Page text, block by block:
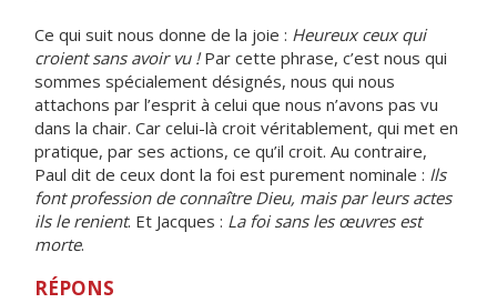
Ce qui suit nous donne de la joie : Heureux ceux qui
croient sans avoir vu !Par cette phrase, c’est nous qui
sommes spécialement désignés, nous qui nous
attachons par l’esprit à celui que nous n’avons pas vu
dans la chair. Car celui-là croit véritablement, qui met en
pratique, par ses actions, ce qu’il croit. Au contraire,
Paul dit de ceux dont la foi est purement nominale : Ils
font profession de connaître Dieu, mais par leurs actes
ils le renient. Et Jacques : La foi sans les œuvres est
morte.
RÉPONS